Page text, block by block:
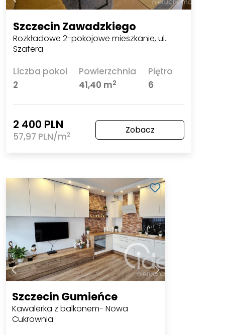
Szczecin Zawadzkiego
Rozkładowe 2-pokojowe mieszkanie, ul.
Szafera
Liczba pokoi
2
Powierzchnia
41,40 m2
Piętro
6
2 400 PLN
57,97 PLN/m2 Zobacz
Szczecin Gumieńce
Kawalerka z balkonem- Nowa
Cukrownia